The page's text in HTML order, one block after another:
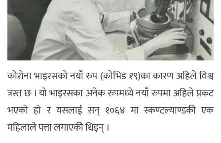
कोरोना भाइरसको नयाँ रुप (कोभिड १९)का कारण अहिले विश्व
त्रस्त छ । यो भाइरसका अनेक रुपमध्ये नयाँ रुपमा अहिले प्रकट
भएको हो र यसलाई सन् १०६४ मा स्कण्टल्याण्डकी एक
महिलाले पत्ता लगाएकी थिइन् ।